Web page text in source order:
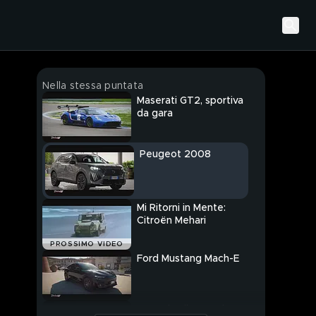
Nella stessa puntata
Maserati GT2, sportiva
da gara
Peugeot 2008
PROSSIMO VIDEO
Mi Ritorni in Mente:
Citroën Mehari
Ford Mustang Mach-E